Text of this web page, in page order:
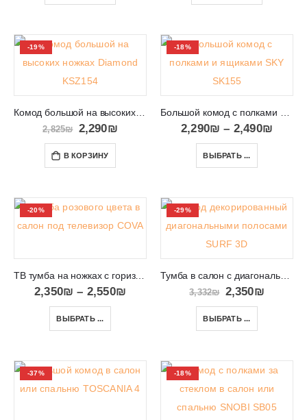
-19%
Комод большой на высоких ножках Diamond KSZ154
2,825₪ 2,290₪
В КОРЗИНУ
-18%
2,290₪ – 2,490₪
ВЫБРАТЬ ...
-20%
ТВ тумба на ножках с горизонтальными линиями в гостиную COVA
2,350₪ – 2,550₪
ВЫБРАТЬ ...
-29%
Тумба в салон с диагональной фрезеровкой на дверцах SURF 3D
3,332₪ 2,350₪
ВЫБРАТЬ ...
-37% -18%